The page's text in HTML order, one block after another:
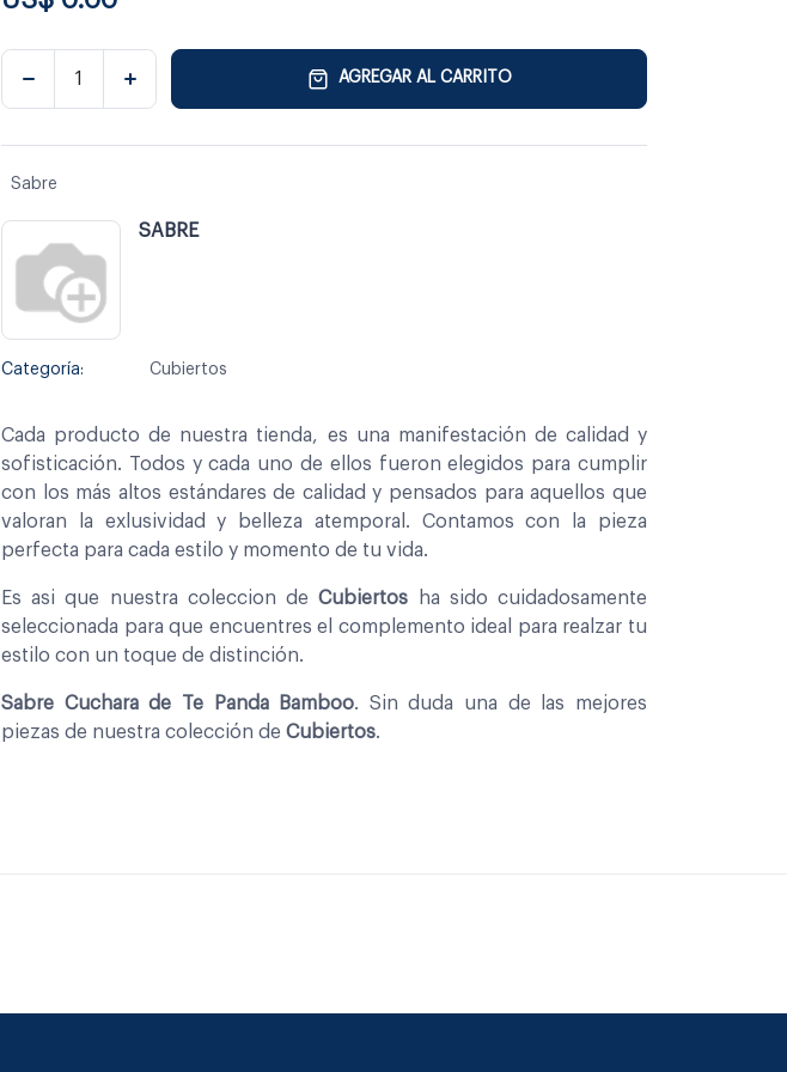
AGREGAR AL CARRITO
Sabre
SABRE
Categoría: Cubiertos
Cada producto de nuestra tienda, es una manifestación de calidad y
sofisticación. Todos y cada uno de ellos fueron elegidos para cumplir
con los más altos estándares de calidad y pensados para aquellos que
valoran la exlusividad y belleza atemporal. Contamos con la pieza
perfecta para cada estilo y momento de tu vida.
Es asi que nuestra coleccion deCubiertos ha sido cuidadosamente
seleccionada para que encuentres el complemento ideal para realzar tu
estilo con un toque de distinción.
Sabre Cuchara de Te Panda Bamboo. Sin duda una de las mejores
piezas de nuestra colección de Cubiertos.